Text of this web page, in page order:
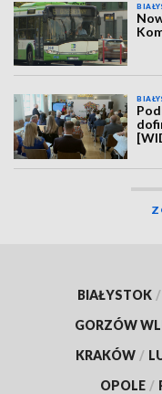
BIAŁYSTOK /
GORZÓW
KRAKÓW /
OPOLE /